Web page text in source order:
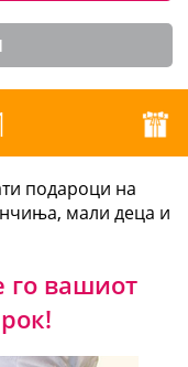
подароци на
мали деца и
го вашиот